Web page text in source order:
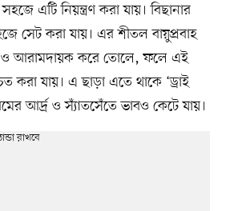
এটি নিয়ন্ত্রণ করা যায়। বিছানার
সেট করা যায়। এর শীতল বায়ুপ্রবাহ
ও আরামদায়ক করে তোলে, ফলে এই
করা যায়। এ ছাড়া এতে থাকে ‘ড্রাই
আর্দ্র ও স্যাঁতসেঁতে ভাবও কেটে যায়।